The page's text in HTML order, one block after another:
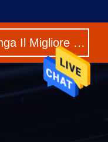
Ottenga Il Migliore Prezzo